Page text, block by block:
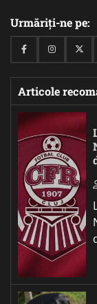
Urmăriți-ne pe:
FacebookInstagram
Articole